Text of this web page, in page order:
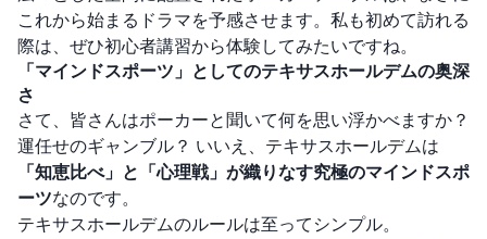
これから始まるドラマを予感させます。私も初めて訪れる
際は、ぜひ初心者講習から体験してみたいですね。
「マインドスポーツ」としてのテキサスホールデムの奥深
さ
さて、皆さんはポーカーと聞いて何を思い浮かべますか？
運任せのギャンブル？ いいえ、テキサスホールデムは
「知恵比べ」と「心理戦」が織りなす究極のマインドスポ
ーツなのです。
テキサスホールデムのルールは至ってシンプル。